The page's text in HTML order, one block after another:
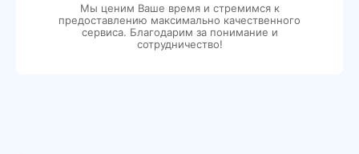
Мы ценим Ваше время и стремимся к
предоставлению максимально качественного
сервиса. Благодарим за понимание и
сотрудничество!